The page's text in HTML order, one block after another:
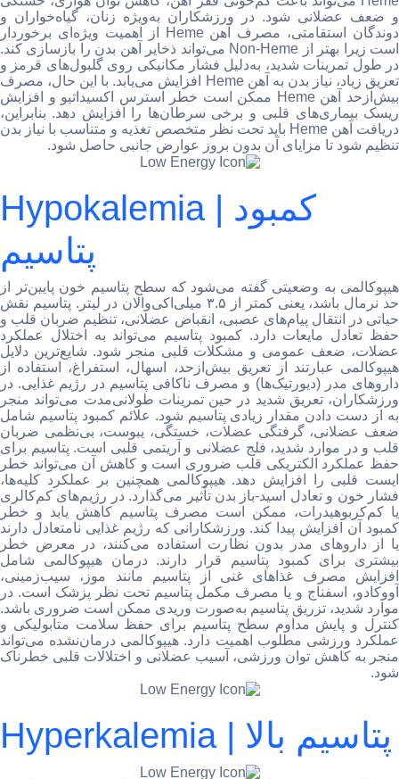
و ضعف عضلانی شود. در ورزشکاران به‌ویژه زنان، گیاه‌خواران و
دوندگان استقامتی، مصرف آهن Heme از اهمیت ویژه‌ای برخوردار
است زیرا بهتر از Non-Heme می‌تواند ذخایر آهن بدن را بازسازی کند.
در طول تمرینات شدید، به‌دلیل فشار مکانیکی روی گلبول‌های قرمز و
تعریق زیاد، نیاز بدن به آهن Heme افزایش می‌یابد. با این حال، مصرف
بیش‌ازحد آهن Heme ممکن است خطر استرس اکسیداتیو و افزایش
ریسک بیماری‌های قلبی و برخی سرطان‌ها را افزایش دهد. بنابراین،
دریافت آهن Heme باید تحت نظر متخصص تغذیه و متناسب با نیاز بدن
تنظیم شود تا مزایای آن بدون بروز عوارض جانبی حاصل شود.
Hypokalemia | کمبود
پتاسیم
هیپوکالمی به وضعیتی گفته می‌شود که سطح پتاسیم خون پایین‌تر از
حد نرمال باشد، یعنی کمتر از ۳.۵ میلی‌اکی‌والان در لیتر. پتاسیم نقش
حیاتی در انتقال پیام‌های عصبی، انقباض عضلانی، تنظیم ضربان قلب و
حفظ تعادل مایعات دارد. کمبود پتاسیم می‌تواند به اختلال عملکرد
عضلات، ضعف عمومی و مشکلات قلبی منجر شود. شایع‌ترین دلایل
هیپوکالمی عبارتند از تعریق بیش‌ازحد، اسهال، استفراغ، استفاده از
داروهای مدر (دیورتیک‌ها) و مصرف ناکافی پتاسیم در رژیم غذایی. در
ورزشکاران، تعریق شدید در حین تمرینات طولانی‌مدت می‌تواند منجر
به از دست دادن مقدار زیادی پتاسیم شود. علائم کمبود پتاسیم شامل
ضعف عضلانی، گرفتگی عضلات، خستگی، یبوست، بی‌نظمی ضربان
قلب و در موارد شدید، فلج عضلانی و آریتمی قلبی است. پتاسیم برای
حفظ عملکرد الکتریکی قلب ضروری است و کاهش آن می‌تواند خطر
ایست قلبی را افزایش دهد. هیپوکالمی همچنین بر عملکرد کلیه‌ها،
فشار خون و تعادل اسید-باز بدن تأثیر می‌گذارد. در رژیم‌های کم‌کالری
یا کم‌کربوهیدرات، ممکن است مصرف پتاسیم کاهش یابد و خطر
کمبود آن افزایش پیدا کند. ورزشکارانی که رژیم غذایی نامتعادل دارند
یا از داروهای مدر بدون نظارت استفاده می‌کنند، در معرض خطر
بیشتری برای کمبود پتاسیم قرار دارند. درمان هیپوکالمی شامل
افزایش مصرف غذاهای غنی از پتاسیم مانند موز، سیب‌زمینی،
آووکادو، اسفناج و یا مصرف مکمل پتاسیم تحت نظر پزشک است. در
موارد شدید، تزریق پتاسیم به‌صورت وریدی ممکن است ضروری باشد.
کنترل و پایش مداوم سطح پتاسیم برای حفظ سلامت متابولیکی و
عملکرد ورزشی مطلوب اهمیت دارد. هیپوکالمی درمان‌نشده می‌تواند
منجر به کاهش توان ورزشی، آسیب عضلانی و اختلالات قلبی خطرناک
شود.
Hyperkalemia | پتاسیم بالا